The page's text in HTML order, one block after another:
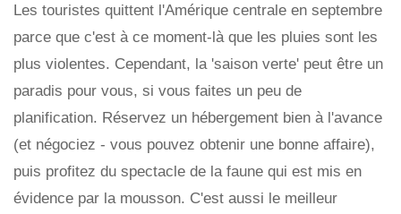
Les touristes quittent l'Amérique centrale en septembre
parce que c'est à ce moment-là que les pluies sont les
plus violentes. Cependant, la 'saison verte' peut être un
paradis pour vous, si vous faites un peu de
planification. Réservez un hébergement bien à l'avance
(et négociez - vous pouvez obtenir une bonne affaire),
puis profitez du spectacle de la faune qui est mis en
évidence par la mousson. C'est aussi le meilleur